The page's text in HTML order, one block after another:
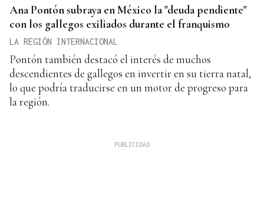
Ana Pontón subraya en México la "deuda pendiente"
con los gallegos exiliados durante el franquismo
LA REGIÓN INTERNACIONAL
Pontón también destacó el interés de muchos
descendientes de gallegos en invertir en su tierra natal,
lo que podría traducirse en un motor de progreso para
la región.